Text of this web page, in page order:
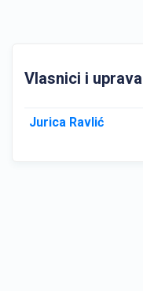
Vlasnici i uprava
Jurica Ravlić